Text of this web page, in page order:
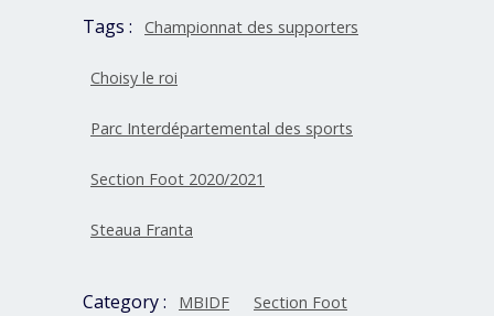
Tags : Championnat des supporters
Choisy le roi
Parc Interdépartemental des sports
Section Foot 2020/2021
Steaua Franta
Category : MBIDF Section Foot